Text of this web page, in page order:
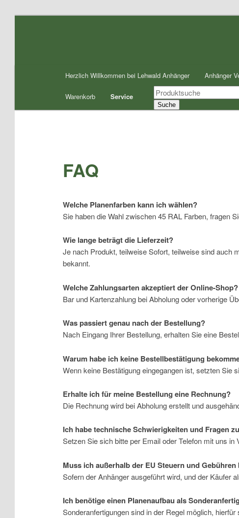
Herzlich Willkommen bei Lehwald Anhänger Anhänger
Warenkorb Service
Products
search
Suche
FAQ
Welche Planenfarben kann ich wählen?
Sie haben die Wahl zwischen 45 RAL Farben, fragen
Wie lange beträgt die Lieferzeit?
Je nach Produkt, teilweise Sofort, teilweise sind auch
bekannt.
Welche Zahlungsarten akzeptiert der Online-Shop?
Bar und Kartenzahlung bei Abholung oder vorherige
Was passiert genau nach der Bestellung?
Nach Eingang Ihrer Bestellung, erhalten Sie eine
Warum habe ich keine Bestellbestätigung
Wenn keine Bestätigung eingegangen ist, setzten Sie
Erhalte ich für meine Bestellung eine Rechnung?
Die Rechnung wird bei Abholung erstellt und
Ich habe technische Schwierigkeiten und Fragen
Setzen Sie sich bitte per Email oder Telefon mit uns in
Muss ich außerhalb der EU Steuern und Gebühren
Sofern der Anhänger ausgeführt wird, und der Käufer
Ich benötige einen Planenaufbau als
Sonderanfertigungen sind in der Regel möglich,